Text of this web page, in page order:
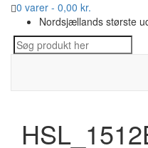
0 varer - 0,00 kr.
Nordsjællands største